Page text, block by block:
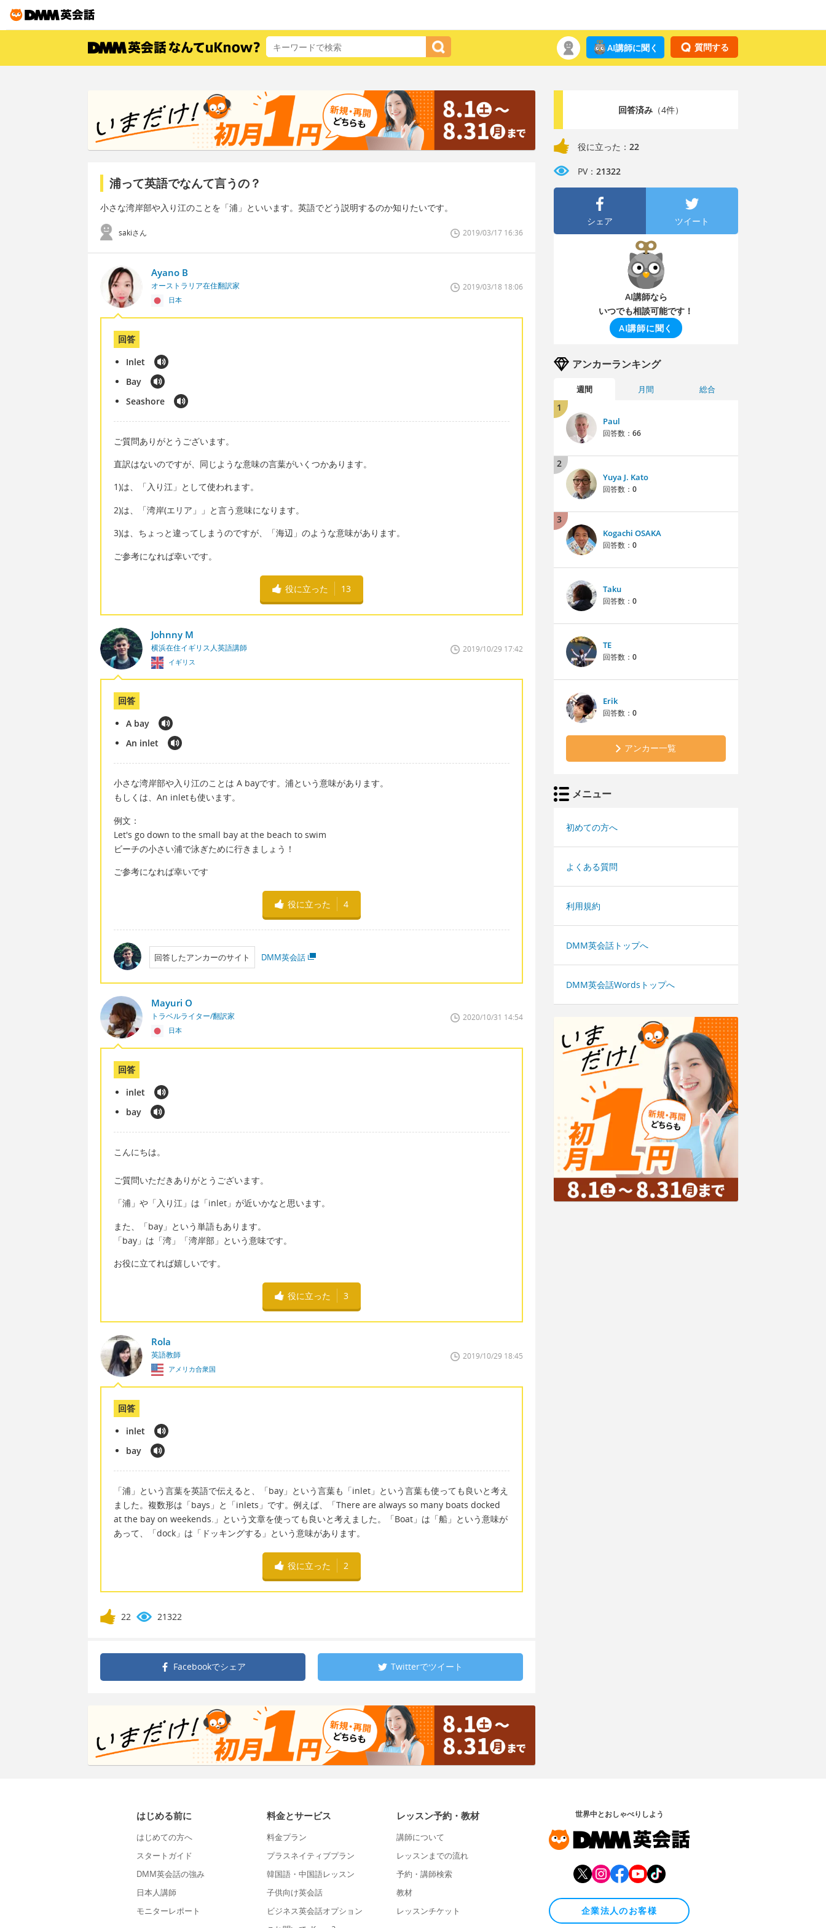
質問する
AI講師に聞く
浦って英語でなんて言うの？
小さな湾岸部や入り江のことを「浦」といいます。英語でどう説明するのか知りたいです。
sakiさん 2019/03/17 16:36
Ayano B
オーストラリア在住翻訳家
日本
2019/03/18 18:06
回答
Inlet
Bay
Seashore
ご質問ありがとうございます。
直訳はないのですが、同じような意味の言葉がいくつかあります。
1)は、「入り江」として使われます。
2)は、「湾岸(エリア」」と言う意味になります。
3)は、ちょっと違ってしまうのですが、「海辺」のような意味があります。
ご参考になれば幸いです。
役に立った 13
Johnny M
横浜在住イギリス人英語講師
イギリス
2019/10/29 17:42
回答
A bay
An inlet
小さな湾岸部や入り江のことは A bayです。浦という意味があります。
もしくは、An inletも使います。
例文：
Let's go down to the small bay at the beach to swim
ビーチの小さい浦で泳ぎために行きましょう！
ご参考になれば幸いです
役に立った 4
回答したアンカーのサイト DMM英会話
Mayuri O
トラベルライター/翻訳家
日本
2020/10/31 14:54
回答
inlet
bay
こんにちは。
ご質問いただきありがとうございます。
「浦」や「入り江」は「inlet」が近いかなと思います。
また、「bay」という単語もあります。
「bay」は「湾」「湾岸部」という意味です。
お役に立てれば嬉しいです。
役に立った 3
Rola
英語教師
アメリカ合衆国
2019/10/29 18:45
回答
inlet
bay
「浦」という言葉を英語で伝えると、「bay」という言葉も「inlet」という言葉も使っても良いと考え
ました。複数形は「bays」と「inlets」です。例えば、「There are always so many boats docked
at the bay on weekends.」という文章を使っても良いと考えました。「Boat」は「船」という意味が
あって、「dock」は「ドッキングする」という意味があります。
役に立った 2
22 21322
Facebookでシェア Twitterでツイート
回答済み（4件）
役に立った： 22
PV： 21322
シェア ツイート
AI講師なら
いつでも相談可能です！
AI講師に聞く
アンカーランキング
週間 月間 総合
1
Paul
回答数： 66
2
Yuya J. Kato
回答数： 0
3
Kogachi OSAKA
回答数： 0
Taku
回答数： 0
TE
回答数： 0
Erik
回答数： 0
アンカー一覧
メニュー
初めての方へ
よくある質問
利用規約
DMM英会話トップへ
DMM英会話Wordsトップへ
はじめる前に
はじめての方へ
スタートガイド
DMM英会話の強み
日本人講師
モニターレポート
料金とサービス
料金プラン
プラスネイティブプラン
韓国語・中国語レッスン
子供向け英会話
ビジネス英会話オプション
レッスン予約・教材
講師について
レッスンまでの流れ
予約・講師検索
教材
レッスンチケット
世界中とおしゃべりしよう
企業法人のお客様